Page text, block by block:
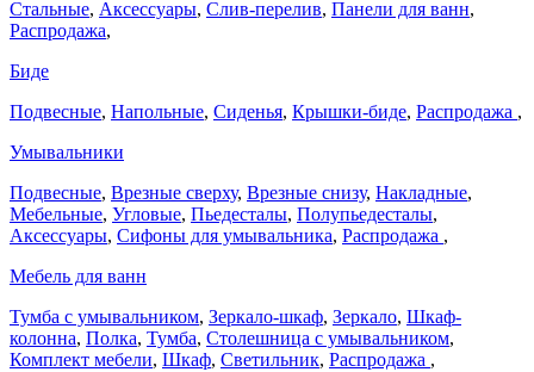
Стальные, Аксессуары, Слив-перелив, Панели для ванн,
Распродажа,
Биде
Подвесные, Напольные, Сиденья, Крышки-биде, Распродажа ,
Умывальники
Подвесные, Врезные сверху, Врезные снизу, Накладные,
Мебельные, Угловые, Пьедесталы, Полупьедесталы,
Аксессуары, Сифоны для умывальника, Распродажа ,
Мебель для ванн
Тумба с умывальником, Зеркало-шкаф, Зеркало, Шкаф-
колонна, Полка, Тумба, Столешница с умывальником,
Комплект мебели, Шкаф, Светильник, Распродажа ,